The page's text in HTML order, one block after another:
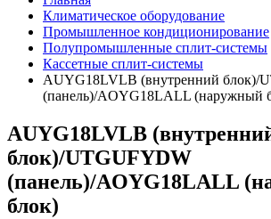
Климатическое оборудование
Промышленное кондиционирование
Полупромышленные сплит-системы
Кассетные сплит-системы
AUYG18LVLB (внутренний блок)/
(панель)/AOYG18LALL (наружный
AUYG18LVLB
блок)/UTGUFYDW
(панель)/AOYG18LALL
блок)